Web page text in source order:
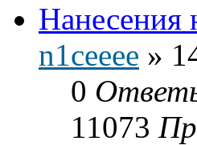
Нанесения
n1ceeee »
0
11073